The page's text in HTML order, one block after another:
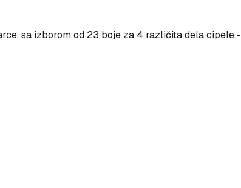
sa izborom od 23 boje za 4 različita dela